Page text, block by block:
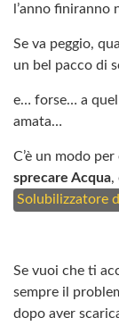
l’anno finiranno
Se va peggio,
un bel pacco di
e… forse… a
amata…
C’è un modo
sprecare Acqua,
Solubilizzatore
Se vuoi che ti
sempre il
dopo aver